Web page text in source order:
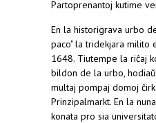
Partoprenantoj kutime
En la historigrava urbo
paco" la tridekjara milito
1648. Tiutempe la riĉaj
bildon de la urbo,
multaj pompaj domoj
Prinzipalmarkt. En la
konata pro sia